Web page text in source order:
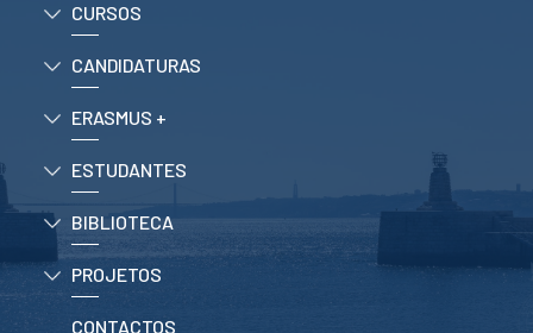
Cursos de Curta
Duração
CANDIDATURAS
Mestrados
Cursos TeSP
Internacionais
Reingresso
Cursos
Preparatórios
CURSOS
CANDIDATURAS
ERASMUS +
ESTUDANTES
BIBLIOTECA
PROJETOS
CONTACTOS